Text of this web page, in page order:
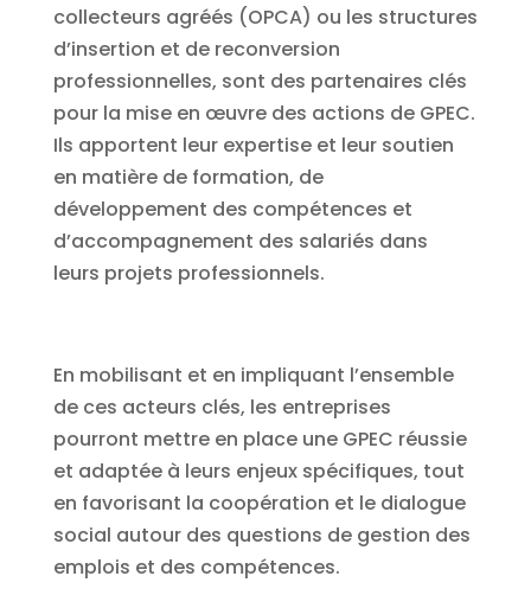
collecteurs agréés (OPCA) ou les structures
d’insertion et de reconversion
professionnelles, sont des partenaires clés
pour la mise en œuvre des actions de GPEC.
Ils apportent leur expertise et leur soutien
en matière de formation, de
développement des compétences et
d’accompagnement des salariés dans
leurs projets professionnels.
En mobilisant et en impliquant l’ensemble
de ces acteurs clés, les entreprises
pourront mettre en place une GPEC réussie
et adaptée à leurs enjeux spécifiques, tout
en favorisant la coopération et le dialogue
social autour des questions de gestion des
emplois et des compétences.